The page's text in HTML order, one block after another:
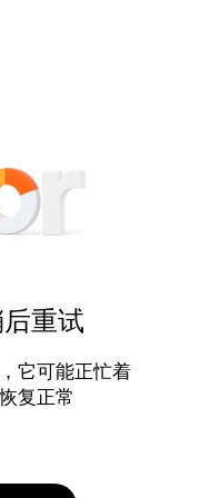
重试
它可能正忙着
复正常